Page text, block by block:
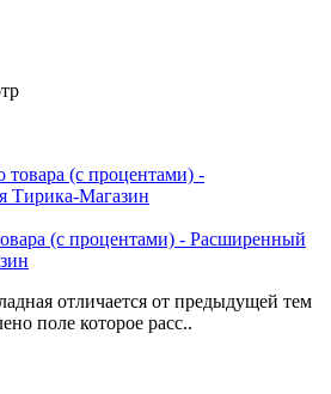
(с процентами) - Расширенный
отличается от предыдущей тем
поле которое расс..